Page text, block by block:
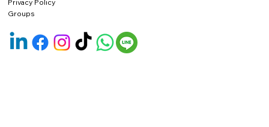
Privacy Policy
Groups